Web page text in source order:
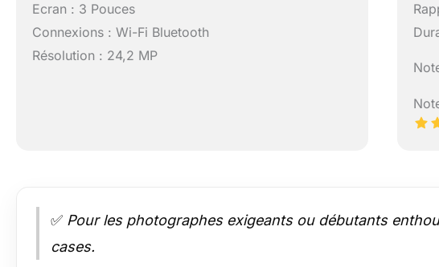
Ecran : 3 Pouces
Connexions : Wi-Fi Bluetooth
Résolution : 24,2 MP
✅ Pour les photographes exigeants ou débutants
cases.